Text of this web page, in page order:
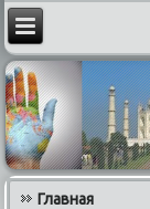
Главная